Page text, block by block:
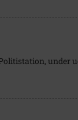
under